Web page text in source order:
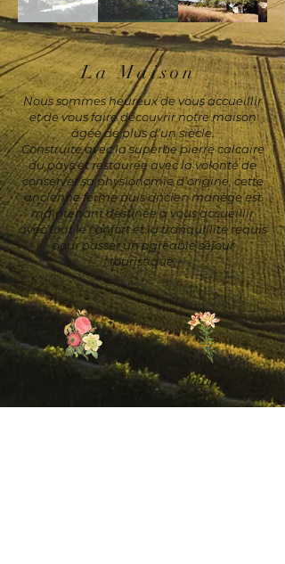
La Maison
Nous sommes heureux de vous accueillir
et de vous faire découvrir notre maison
âgée de plus d’un siècle.
Construite avec la superbe pierre calcaire
du pays et restaurée avec la volonté de
conserver sa physionomie d’origine, cette
ancienne ferme puis ancien manège est
maintenant destinée à vous accueillir
avec tout le confort et la tranquillité requis
pour passer un agréable séjour
touristique.
Dîners Typiques Parking